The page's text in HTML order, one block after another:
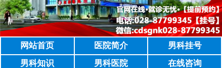
网站首页 医院简介
男科挂号
男科知识
男科医院
在线咨询